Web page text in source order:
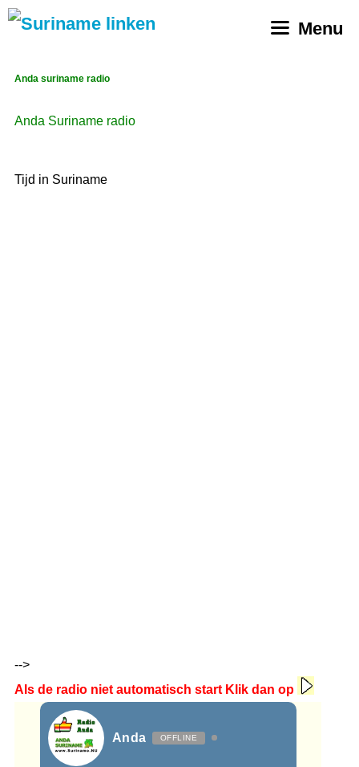
Ga
naar
inhoud
Menu
Anda suriname radio
Anda Suriname radio
Tijd in Suriname
-->
Als de radio niet automatisch start Klik dan op
Anda OFFLINE